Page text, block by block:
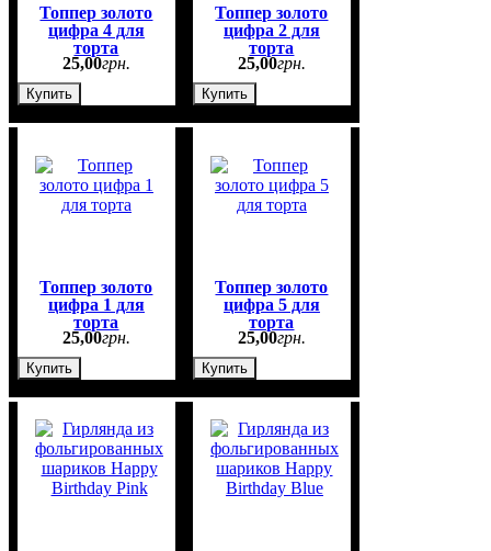
Топпер золото
цифра 4 для
торта
25,00грн.
Купить
Топпер золото
цифра 2 для
торта
25,00грн.
Купить
Топпер золото
цифра 1 для
торта
25,00грн.
Купить
Топпер золото
цифра 5 для
торта
25,00грн.
Купить